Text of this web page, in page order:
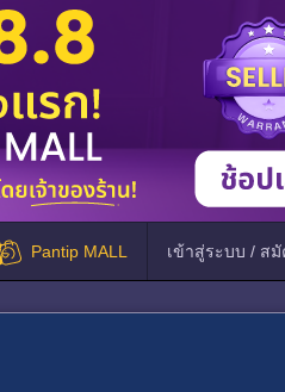
Pantip MALL เข้าสู่ระบบ / ส